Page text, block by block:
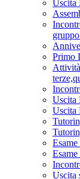
Uscita
Primo
Uscita
Uscita
Uscita